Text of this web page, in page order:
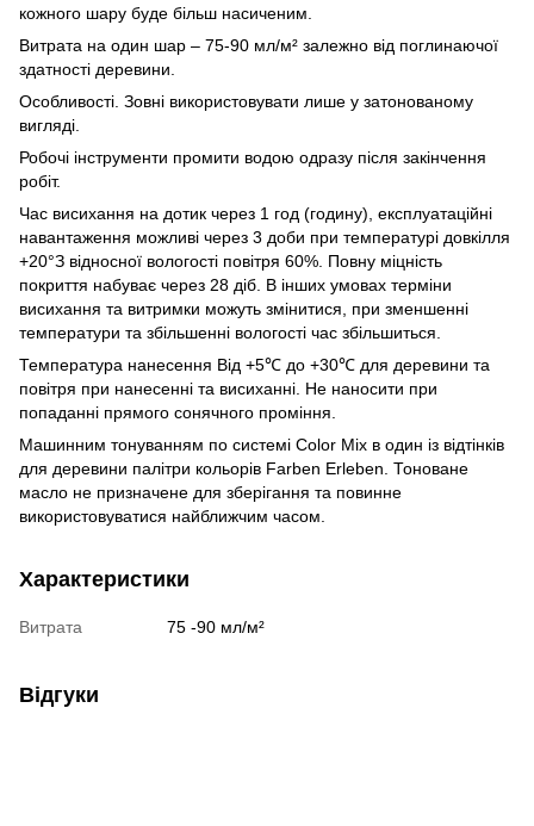
кожного шару буде більш насиченим.
Витрата на один шар – 75-90 мл/м² залежно від поглинаючої
здатності деревини.
Особливості. Зовні використовувати лише у затонованому
вигляді.
Робочі інструменти промити водою одразу після закінчення
робіт.
Час висихання на дотик через 1 год (годину), експлуатаційні
навантаження можливі через 3 доби при температурі довкілля
+20°З відносної вологості повітря 60%. Повну міцність
покриття набуває через 28 діб. В інших умовах терміни
висихання та витримки можуть змінитися, при зменшенні
температури та збільшенні вологості час збільшиться.
Температура нанесення Від +5℃ до +30℃ для деревини та
повітря при нанесенні та висиханні. Не наносити при
попаданні прямого сонячного проміння.
Машинним тонуванням по системі Color Mix в один із відтінків
для деревини палітри кольорів Farben Erleben. Тоноване
масло не призначене для зберігання та повинне
використовуватися найближчим часом.
Характеристики
Витрата 75 -90 мл/м²
Відгуки